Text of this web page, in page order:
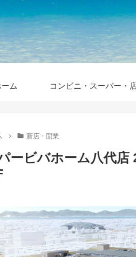
ーム コンビニ・スーパー・
新店・開業
ービバホーム八代店